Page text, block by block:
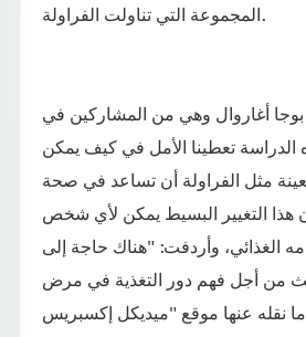
المجموعة التي تناولت الفراولة.
بوجا أغاروال وهي من المشاركين في
الدراسة تعطينا الأمل في كيف يمكن
مثل الفراولة أن تساعد في صحة
هذا التغيير البسيط يمكن لأي شخص
الغذائي، وأردفت: "هناك حاجة إلى
من أجل فهم دور التغذية في مرض